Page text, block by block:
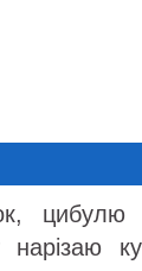
цибулю
нарізаю